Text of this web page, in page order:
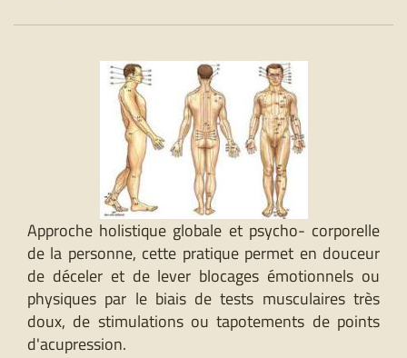
Approche holistique globale et psycho- corporelle
de la personne, cette pratique permet en douceur
de déceler et de lever blocages émotionnels ou
physiques par le biais de tests musculaires très
doux, de stimulations ou tapotements de points
d'acupression.